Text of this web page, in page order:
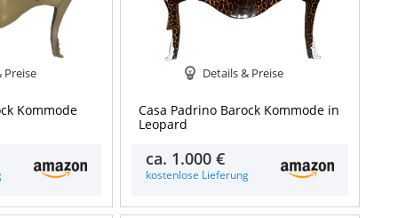
Preise
Kommode
Details & Preise
Casa Padrino Barock Kommode in
Leopard
ca. 1.000 €
kostenlose Lieferung